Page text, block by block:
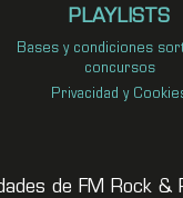
PLAYLISTS
Bases y condiciones
concursos
Privacidad y
de FM Rock &